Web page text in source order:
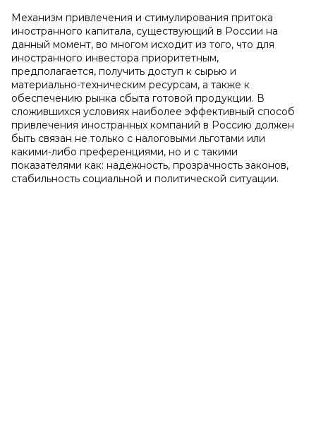
Механизм привлечения и стимулирования притока
иностранного капитала, существующий в России на
данный момент, во многом исходит из того, что для
иностранного инвестора приоритетным,
предполагается, получить доступ к сырью и
материально-техническим ресурсам, а также к
обеспечению рынка сбыта готовой продукции. В
сложившихся условиях наиболее эффективный способ
привлечения иностранных компаний в Россию должен
быть связан не только с налоговыми льготами или
какими-либо преференциями, но и с такими
показателями как: надежность, прозрачность законов,
стабильность социальной и политической ситуации.